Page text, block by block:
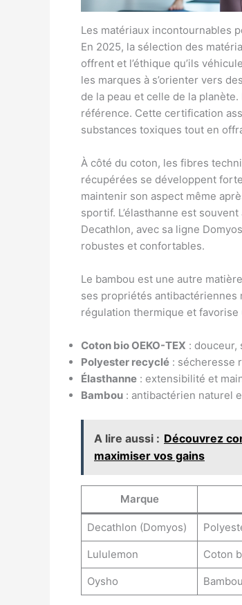
Les matériaux incontournables
En 2025, la sélection des
offrent et l’éthique qu’ils
les marques à s’orienter vers
de la peau et celle de la
référence. Cette certification
substances toxiques tout en
À côté du coton, les fibres
récupérées se développent
maintenir son aspect même
sportif. L’élasthanne est
Decathlon, avec sa ligne
robustes et confortables.
Le bambou est une autre
ses propriétés antibactériennes
régulation thermique et
Coton bio OEKO-TEX : douceur,
Polyester recyclé : sécheresse
Élasthanne : extensibilité et
Bambou : antibactérien naturel
A lire aussi : Découvrez
maximiser vos gains
Marque
Decathlon (Domyos)
Lululemon Coton
Oysho